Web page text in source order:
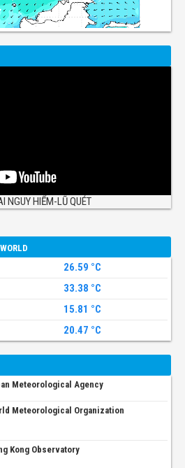
NGUY HIỂM-LŨ QUÉT
26.59 °C
33.38 °C
15.81 °C
20.47 °C
Meteorological Agency
Meteorological Organization
Kong Observatory